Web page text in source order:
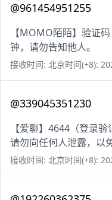
@961454951255
【MOMO陌陌】验证
钟，请勿告知他人。
接收时间: 北京时间(+8):
@339045351230
【爱聊】4644（登录
请勿向任何人泄露，以
接收时间: 北京时间(+8):